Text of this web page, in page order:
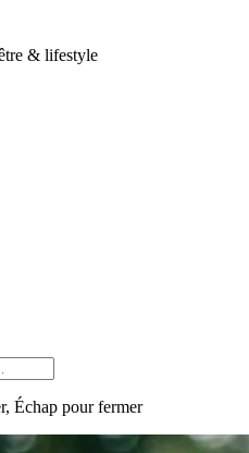
& lifestyle
Échap pour fermer